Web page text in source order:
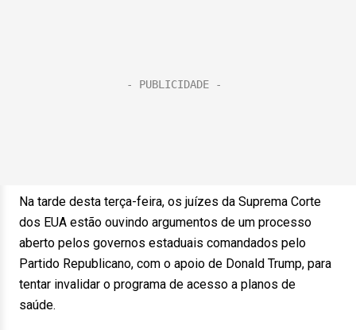
Na tarde desta terça-feira, os juízes da Suprema Corte
dos EUA estão ouvindo argumentos de um processo
aberto pelos governos estaduais comandados pelo
Partido Republicano, com o apoio de Donald Trump, para
tentar invalidar o programa de acesso a planos de
saúde.